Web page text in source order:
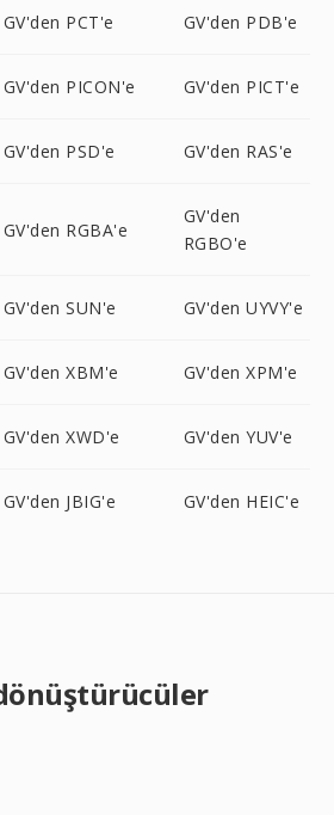
GV'den PCT'e GV'den PDB'e
GV'den PICON'e GV'den PICT'e
GV'den PSD'e GV'den RAS'e
GV'den RGBA'e
GV'den
RGBO'e
GV'den SUN'e GV'den UYVY'e
GV'den XBM'e GV'den XPM'e
GV'den XWD'e GV'den YUV'e
GV'den JBIG'e GV'den HEIC'e